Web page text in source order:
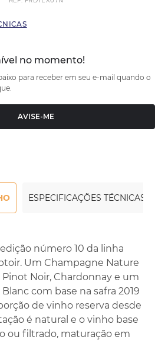
no momento!
para receber em seu e-mail quando o
AVISE-ME
ESPECIFICAÇÕES TÉCNICAS
número 10 da linha
Um Champagne Nature
Noir, Chardonnay e um
com base na safra 2019
de vinho reserva desde
é natural e o vinho base
ou filtrado, maturação em